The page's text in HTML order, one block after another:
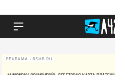
РЕКЛАМА • RSHB.RU